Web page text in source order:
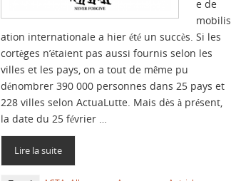
e de
mobilis
ation internationale a hier été un succès. Si les
cortèges n’étaient pas aussi fournis selon les
villes et les pays, on a tout de même pu
dénombrer 390 000 personnes dans 25 pays et
228 villes selon ActuaLutte. Mais dès à présent,
la date du 25 février …
Lire la suite